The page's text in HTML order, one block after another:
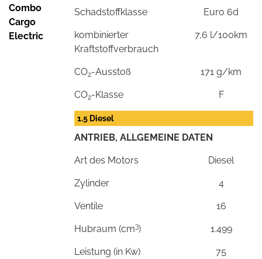
Combo
Cargo
Electric
Schadstoffklasse Euro 6d
kombinierter
Kraftstoffverbrauch
7,6 l/100km
CO2-Ausstoß 171 g/km
CO2-Klasse F
1.5 Diesel
ANTRIEB, ALLGEMEINE DATEN
Art des Motors Diesel
Zylinder 4
Ventile 16
Hubraum (cm3) 1.499
Leistung (in Kw) 75